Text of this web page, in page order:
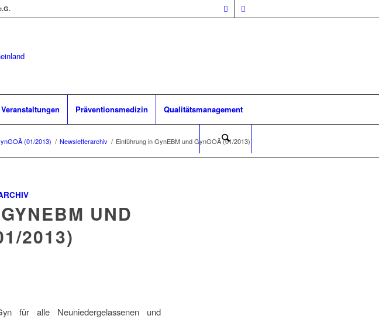
Veranstaltungen Präventionsmedizin Qualitätsmanagement
(01/2013) / Newsletterarchiv / Einführung in GynEBM und GynGOÄ (01/2013)
UND
2013)
für alle Neuniedergelassenen und